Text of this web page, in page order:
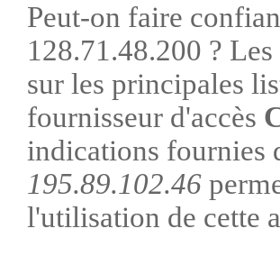
Peut-on faire
128.71.48.200 ?
sur les principales
fournisseur d'accès
indications fournies
195.89.102.46
l'utilisation de cette